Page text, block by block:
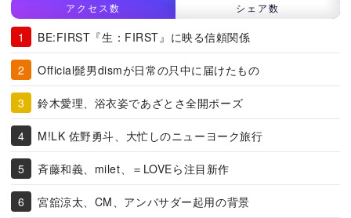
アクセス数 シェア数
BE:FIRST『生：FIRST』に映る信頼関係
Official髭男dismが日常の只中に届けたもの
鈴木愛理、浴衣姿であざとさ全開ポーズ
M!LK 佐野勇斗、大忙しのニューヨーク旅行
斉藤和義、milet、＝LOVEら注目新作
宮舘涼太、CM、アンバサダー起用の背景